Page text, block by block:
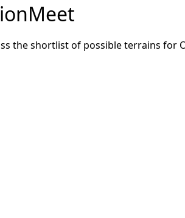
the shortlist of possible terrains for